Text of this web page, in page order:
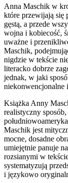
Anna Maschik w
które przewijają się
gęstą, a przede
wojna i kobiecość,
uważne i
Maschik,
nigdzie w tekście
literacko dobrze
jednak, w jaki
niekonwencjonalne
Książka Anny
realistyczny
Maschik jest
mocne, dosadne
umiejętnie panuje
rozsianymi w
systematyzują
i językowo